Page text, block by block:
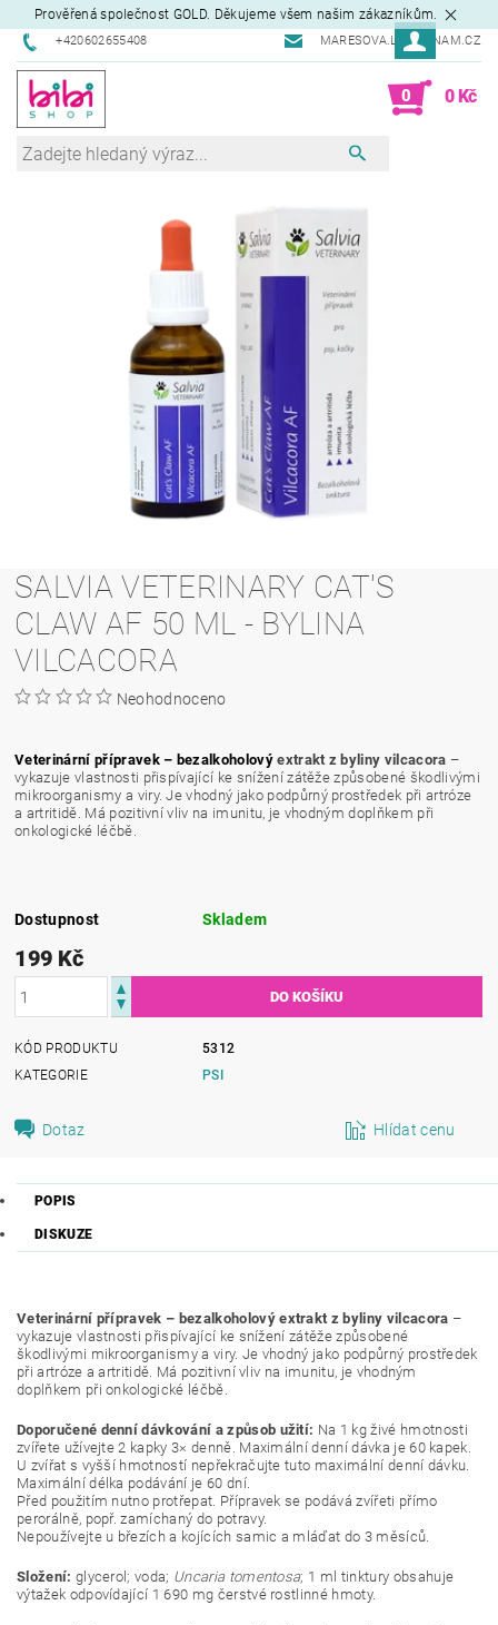
Prověřená společnost GOLD. Děkujeme všem našim zákazníkům.
+420602655408 MARESOVA.L@SEZNAM.CZ
0 0 Kč
SALVIA VETERINARY CAT'S
CLAW AF 50 ML - BYLINA
VILCACORA
Neohodnoceno
Veterinární přípravek – bezalkoholový extrakt z byliny vilcacora –
vykazuje vlastnosti přispívající ke snížení zátěže způsobené škodlivými
mikroorganismy a viry. Je vhodný jako podpůrný prostředek při artróze
a artritidě. Má pozitivní vliv na imunitu, je vhodným doplňkem při
onkologické léčbě.
Dostupnost Skladem
199 Kč
KÓD PRODUKTU
5312
KATEGORIE
PSI
Dotaz Hlídat cenu
POPIS
DISKUZE
Veterinární přípravek – bezalkoholový extrakt z byliny vilcacora –
vykazuje vlastnosti přispívající ke snížení zátěže způsobené
škodlivými mikroorganismy a viry. Je vhodný jako podpůrný prostředek
při artróze a artritidě. Má pozitivní vliv na imunitu, je vhodným
doplňkem při onkologické léčbě.
Doporučené denní dávkování a způsob užití: Na 1 kg živé hmotnosti
zvířete užívejte 2 kapky 3× denně. Maximální denní dávka je 60 kapek.
U zvířat s vyšší hmotností nepřekračujte tuto maximální denní dávku.
Maximální délka podávání je 60 dní.
Před použitím nutno protřepat. Přípravek se podává zvířeti přímo
perorálně, popř. zamíchaný do potravy.
Nepoužívejte u březích a kojících samic a mláďat do 3 měsíců.
Složení: glycerol; voda; Uncaria tomentosa; 1 ml tinktury obsahuje
výtažek odpovídající 1 690 mg čerstvé rostlinné hmoty.